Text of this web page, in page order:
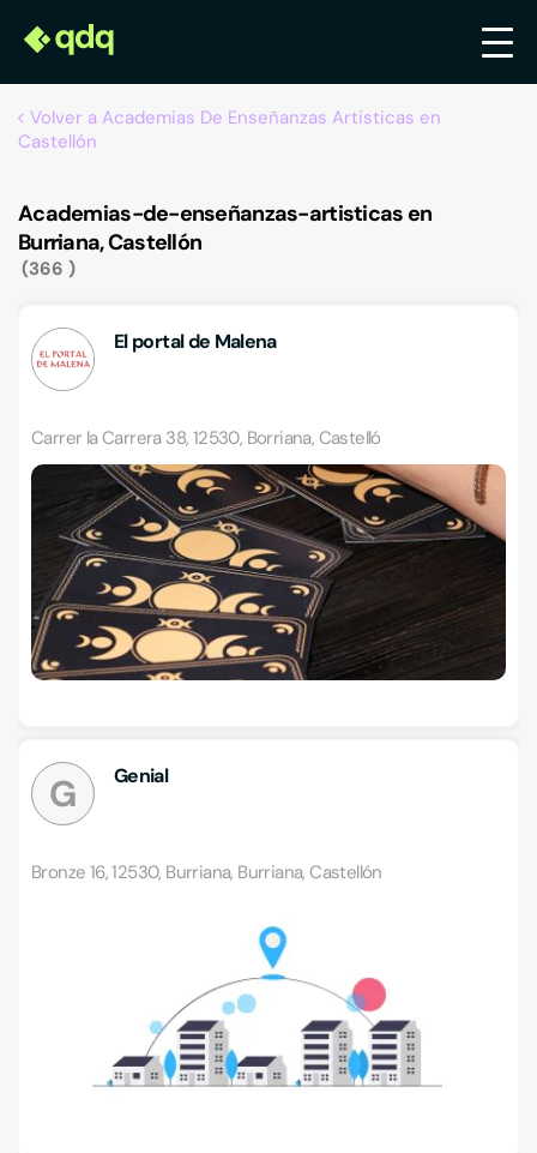
Volver a Academias De Enseñanzas Artisticas en
Castellón
Academias-de-enseñanzas-artisticas en
Burriana, Castellón
366
El portal de Malena
Carrer la Carrera 38, 12530, Borriana, Castelló
G Genial
Bronze 16, 12530, Burriana, Burriana, Castellón